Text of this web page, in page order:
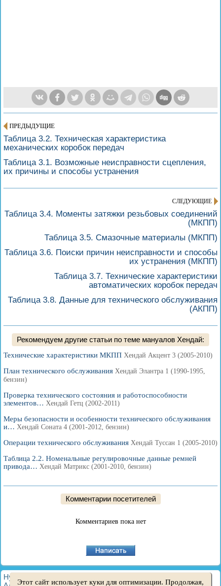
ПРЕДЫДУЩИЕ
Таблица 3.2. Техническая характеристика
механических коробок передач
Таблица 3.1. Возможные неисправности сцепления,
их причины и способы устранения
СЛЕДУЮЩИЕ
Таблица 3.4. Моменты затяжки резьбовых соединений
(МКПП)
Таблица 3.5. Смазочные материалы (МКПП)
Таблица 3.6. Поиски причин неисправности и способы
их устранения (МКПП)
Таблица 3.7. Технические характеристики
автоматических коробок передач
Таблица 3.8. Данные для технического обслуживания
(АКПП)
Рекомендуем другие статьи по теме мануалов Хендай:
Технические характеристики МКПП Хендай Акцент 3 (2005-2010)
План технического обслуживания Хендай Элантра 1 (1990-1995,
бензин)
Проверка технического состояния и работоспособности
элементов… Хендай Гетц (2002-2011)
Меры безопасности и особенности технического обслуживания
и… Хендай Соната 4 (2001-2012, бензин)
Операции технического обслуживания Хендай Туссан 1 (2005-2010)
Таблица 2.2. Номенальные регулировочные данные ремней
привода… Хендай Матрикс (2001-2010, бензин)
Комментарии посетителей
Комментариев пока нет
HyundaiBook.ru © 2018-2026
·
Этот сайт использует куки для оптимизации. Продолжая,